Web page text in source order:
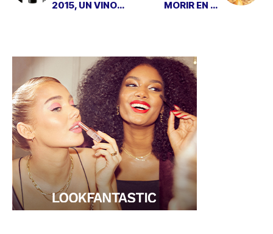
2015, UN VINO
MORIR EN EL